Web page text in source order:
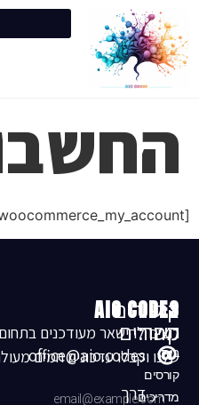
[woocommerce_my_account]
צרו
קשר:
office@aio.codes
דרך
קישורים
מהירים
בית
קורסים
מדריכים
AIO CODES
רוצים להישאר מעודכנים
שלנו וקבלו עדכונים חמים